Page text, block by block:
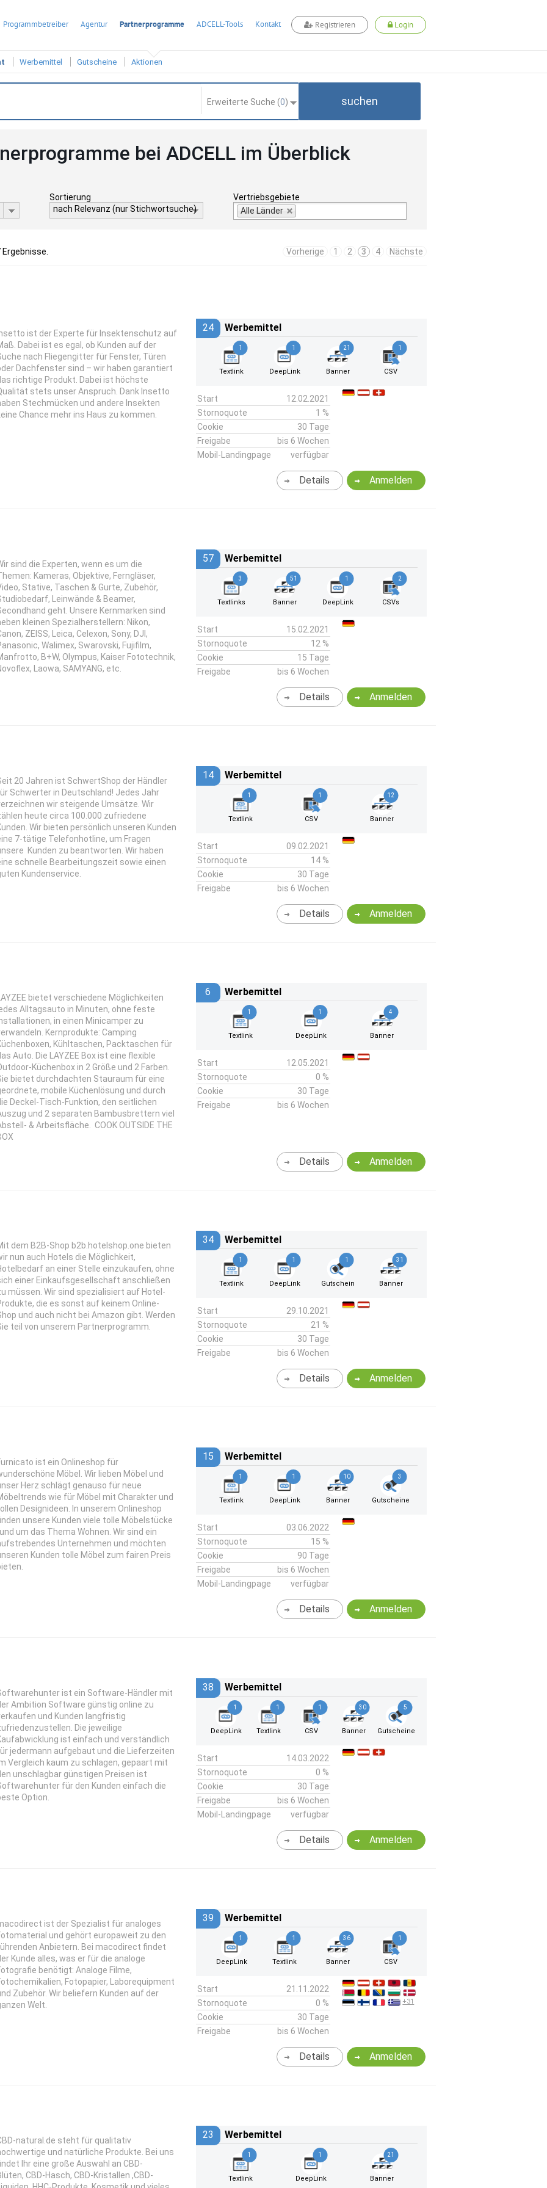
Programmbetreiber Agentur Partnerprogramme ADCELL-Tools Kontakt Registrieren Login
Werbemittel Gutscheine Aktionen
Erweiterte Suche (0) suchen
bei ADCELL im Überblick
Sortierung
nach Relevanz (nur Stichwortsuche)
Vertriebsgebiete
Alle Länder
Vorherige 1 2 3 4 Nächste
ist der Experte für Insektenschutz auf
Dabei ist es egal, ob Kunden auf der
nach Fliegengitter für Fenster, Türen
Dachfenster sind – wir haben garantiert
richtige Produkt. Dabei ist höchste
stets unser Anspruch. Dank Insetto
Stechmücken und andere Insekten
Chance mehr ins Haus zu kommen.
24 Werbemittel
1
Textlink
1
DeepLink
21
Banner
1
CSV
Start
12.02.2021
Stornoquote
1 %
Cookie
30 Tage
Freigabe
bis 6 Wochen
Mobil-Landingpage
verfügbar
Anmelden
Details
sind die Experten, wenn es um die
Kameras, Objektive, Ferngläser,
Stative, Taschen & Gurte, Zubehör,
Leinwände & Beamer,
geht. Unsere Kernmarken sind
kleinen Spezialherstellern: Nikon,
ZEISS, Leica, Celexon, Sony, DJI,
Walimex, Swarovski, Fujifilm,
B+W, Olympus, Kaiser Fototechnik,
Laowa, SAMYANG, etc.
57 Werbemittel
3
Textlinks
51
Banner
1
DeepLink
2
CSVs
Start
15.02.2021
Stornoquote
12 %
Cookie
15 Tage
Freigabe
bis 6 Wochen
Anmelden
Details
20 Jahren ist SchwertShop der Händler
Schwerter in Deutschland! Jedes Jahr
wir steigende Umsätze. Wir
heute circa 100.000 zufriedene
Wir bieten persönlich unseren Kunden
7-tätige Telefonhotline, um Fragen
Kunden zu beantworten. Wir haben
schnelle Bearbeitungszeit sowie einen
Kundenservice.
14 Werbemittel
1
Textlink
1
CSV
12
Banner
Start
09.02.2021
Stornoquote
14 %
Cookie
30 Tage
Freigabe
bis 6 Wochen
Anmelden
Details
LAYZEE bietet verschiedene Möglichkeiten
Alltagsauto in Minuten, ohne feste
in einen Minicamper zu
Kernprodukte: Camping
Kühltaschen, Packtaschen für
Auto. Die LAYZEE Box ist eine flexible
Küchenbox in 2 Größe und 2 Farben.
bietet durchdachten Stauraum für eine
mobile Küchenlösung und durch
Deckel-Tisch-Funktion, den seitlichen
und 2 separaten Bambusbrettern viel
& Arbeitsfläche. COOK OUTSIDE THE
6 Werbemittel
1
Textlink
1
DeepLink
4
Banner
Start
12.05.2021
Stornoquote
0 %
Cookie
30 Tage
Freigabe
bis 6 Wochen
Anmelden
Details
dem B2B-Shop b2b.hotelshop.one bieten
nun auch Hotels die Möglichkeit,
an einer Stelle einzukaufen, ohne
einer Einkaufsgesellschaft anschließen
müssen. Wir sind spezialisiert auf Hotel-
die es sonst auf keinem Online-
und auch nicht bei Amazon gibt. Werden
teil von unserem Partnerprogramm.
34 Werbemittel
1
Textlink
1
DeepLink
1
Gutschein
31
Banner
Start
29.10.2021
Stornoquote
21 %
Cookie
30 Tage
Freigabe
bis 6 Wochen
Anmelden
Details
ist ein Onlineshop für
Möbel. Wir lieben Möbel und
Herz schlägt genauso für neue
wie für Möbel mit Charakter und
Designideen. In unserem Onlineshop
unsere Kunden viele tolle Möbelstücke
um das Thema Wohnen. Wir sind ein
Unternehmen und möchten
Kunden tolle Möbel zum fairen Preis
15 Werbemittel
1
Textlink
1
DeepLink
10
Banner
3
Gutscheine
Start
03.06.2022
Stornoquote
15 %
Cookie
90 Tage
Freigabe
bis 6 Wochen
Mobil-Landingpage
verfügbar
Anmelden
Details
ist ein Software-Händler mit
Ambition Software günstig online zu
und Kunden langfristig
Die jeweilige
ist einfach und verständlich
jedermann aufgebaut und die Lieferzeiten
Vergleich kaum zu schlagen, gepaart mit
unschlagbar günstigen Preisen ist
für den Kunden einfach die
Option.
38 Werbemittel
1
DeepLink
1
Textlink
1
CSV
30
Banner
5
Gutscheine
Start
14.03.2022
Stornoquote
0 %
Cookie
30 Tage
Freigabe
bis 6 Wochen
Mobil-Landingpage
verfügbar
Anmelden
Details
ist der Spezialist für analoges
und gehört europaweit zu den
Anbietern. Bei macodirect findet
Kunde alles, was er für die analoge
benötigt: Analoge Filme,
Fotopapier, Laborequipment
Zubehör. Wir beliefern Kunden auf der
Welt.
39 Werbemittel
1
DeepLink
1
Textlink
36
Banner
1
CSV
Start
21.11.2022
Stornoquote
0 %
Cookie
30 Tage
Freigabe
bis 6 Wochen
+31
Anmelden
Details
natural.de steht für qualitativ
und natürliche Produkte. Bei uns
Ihr eine große Auswahl an CBD-
CBD-Hasch, CBD-Kristallen ,CBD-
23 Werbemittel
1
Textlink
1
DeepLink
21
Banner